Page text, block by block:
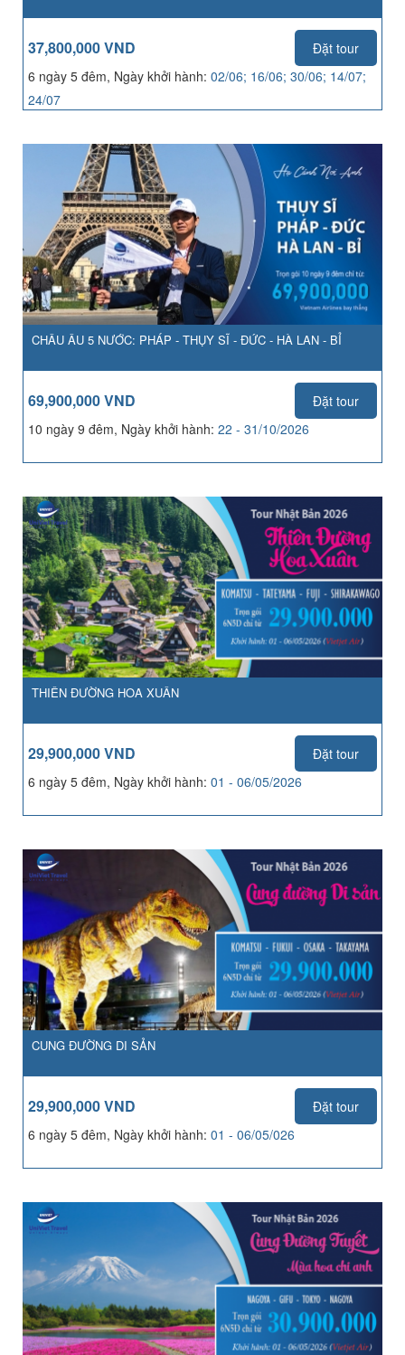
37,800,000 VND
Đặt tour
6 ngày 5 đêm, Ngày khởi hành: 02/06; 16/06; 30/06; 14/07;
24/07
CHÂU ÂU 5 NƯỚC: PHÁP - THỤY SĨ - ĐỨC - HÀ LAN - BỈ
69,900,000 VND
Đặt tour
10 ngày 9 đêm, Ngày khởi hành: 22 - 31/10/2026
THIÊN ĐƯỜNG HOA XUÂN
29,900,000 VND
Đặt tour
6 ngày 5 đêm, Ngày khởi hành: 01 - 06/05/2026
CUNG ĐƯỜNG DI SẢN
29,900,000 VND
Đặt tour
6 ngày 5 đêm, Ngày khởi hành: 01 - 06/05/026